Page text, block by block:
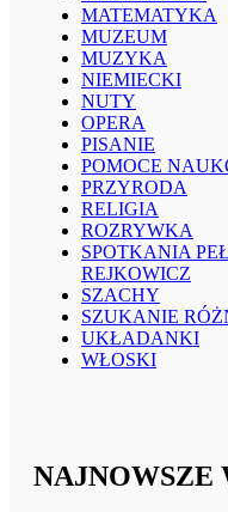
MATEMATYKA
MUZEUM
MUZYKA
NIEMIECKI
NUTY
OPERA
PISANIE
POMOCE
PRZYRODA
RELIGIA
ROZRYWKA
SPOTKANIA
REJKOWICZ
SZACHY
SZUKANIE
UKŁADANKI
WŁOSKI
NAJNOWSZE